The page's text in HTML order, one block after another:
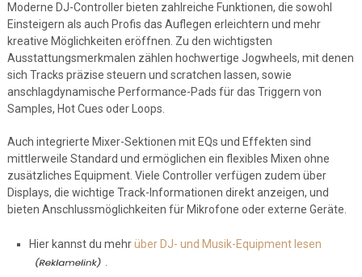
Moderne DJ-Controller bieten zahlreiche Funktionen, die sowohl
Einsteigern als auch Profis das Auflegen erleichtern und mehr
kreative Möglichkeiten eröffnen. Zu den wichtigsten
Ausstattungsmerkmalen zählen hochwertige Jogwheels, mit denen
sich Tracks präzise steuern und scratchen lassen, sowie
anschlagdynamische Performance-Pads für das Triggern von
Samples, Hot Cues oder Loops.
Auch integrierte Mixer-Sektionen mit EQs und Effekten sind
mittlerweile Standard und ermöglichen ein flexibles Mixen ohne
zusätzliches Equipment. Viele Controller verfügen zudem über
Displays, die wichtige Track-Informationen direkt anzeigen, und
bieten Anschlussmöglichkeiten für Mikrofone oder externe Geräte.
Hier kannst du mehrüber DJ- und Musik-Equipment lesen